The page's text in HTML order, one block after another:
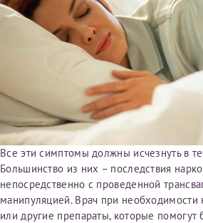
Все эти симптомы должны исчезнуть в
Большинство из них – последствия
непосредственно с проведенной
манипуляцией. Врач при необходимости
или другие препараты, которые помогут